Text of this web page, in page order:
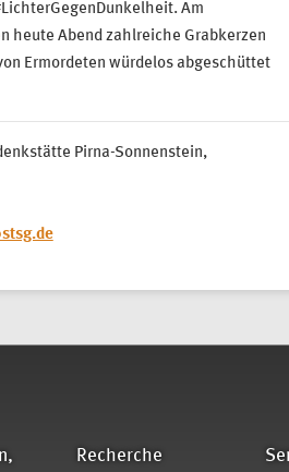
Am
heute Abend zahlreiche Grabkerzen
Ermordeten würdelos abgeschüttet
Pirna-Sonnenstein,
Recherche